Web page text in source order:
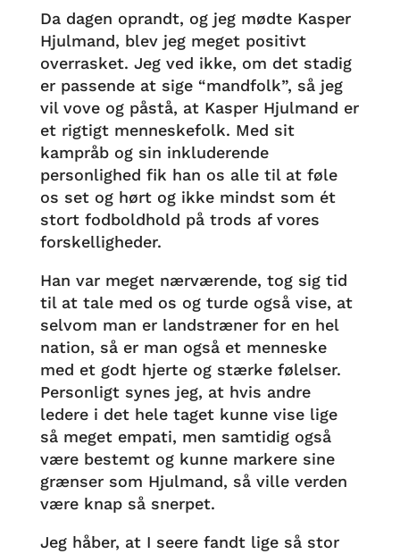
Da dagen oprandt, og jeg mødte Kasper
Hjulmand, blev jeg meget positivt
overrasket. Jeg ved ikke, om det stadig
er passende at sige “mandfolk”, så jeg
vil vove og påstå, at Kasper Hjulmand er
et rigtigt menneskefolk. Med sit
kampråb og sin inkluderende
personlighed fik han os alle til at føle
os set og hørt og ikke mindst som ét
stort fodboldhold på trods af vores
forskelligheder.
Han var meget nærværende, tog sig tid
til at tale med os og turde også vise, at
selvom man er landstræner for en hel
nation, så er man også et menneske
med et godt hjerte og stærke følelser.
Personligt synes jeg, at hvis andre
ledere i det hele taget kunne vise lige
så meget empati, men samtidig også
være bestemt og kunne markere sine
grænser som Hjulmand, så ville verden
være knap så snerpet.
Jeg håber, at I seere fandt lige så stor